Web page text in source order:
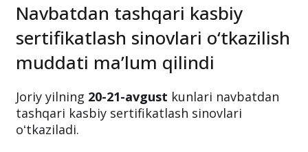
Navbatdan tashqari kasbiy
sertifikatlash sinovlari o‘tkazilish
muddati ma’lum qilindi
Joriy yilning 20-21-avgust kunlari navbatdan
tashqari kasbiy sertifikatlash sinovlari
oʻtkaziladi.